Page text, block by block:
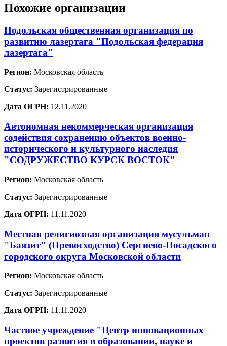
Похожие организации
Подольская общественная организация по
развитию лазертага "Подольская федерация
лазертага"
Регион: Московская область
Статус: Зарегистрированные
Дата ОГРН: 12.11.2020
Автономная некоммерческая организация
содействия сохранению объектов военно-
исторического и культурного наследия
"СОДРУЖЕСТВО КУРСК ВОСТОК"
Регион: Московская область
Статус: Зарегистрированные
Дата ОГРН: 11.11.2020
Местная религиозная организация мусульман
"Баязит" (Превосходство) Сергиево-Посадского
городского округа Московской области
Регион: Московская область
Статус: Зарегистрированные
Дата ОГРН: 11.11.2020
Частное учреждение "Центр инновационных
проектов развития в образовании, науке и